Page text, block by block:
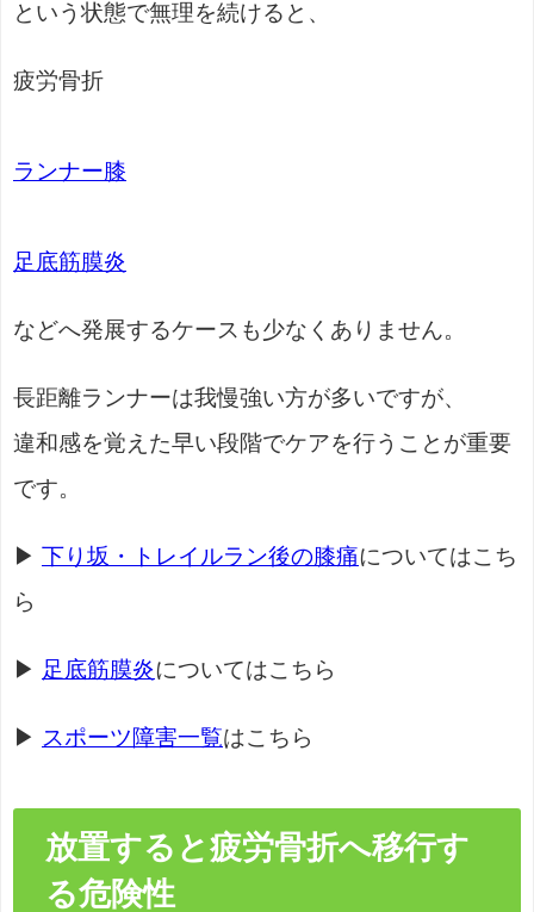
という状態で無理を続けると、
疲労骨折
ランナー膝
足底筋膜炎
などへ発展するケースも少なくありません。
長距離ランナーは我慢強い方が多いですが、
違和感を覚えた早い段階でケアを行うことが重要
です。
▶ 下り坂・トレイルラン後の膝痛についてはこち
ら
▶ 足底筋膜炎についてはこちら
▶ スポーツ障害一覧はこちら
放置すると疲労骨折へ移行す
る危険性